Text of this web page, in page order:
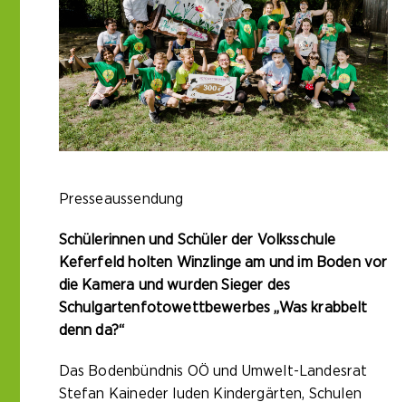
Presseaussendung
Schülerinnen und Schüler der Volksschule
Keferfeld holten Winzlinge am und im Boden vor
die Kamera und wurden Sieger des
Schulgartenfotowettbewerbes „Was krabbelt
denn da?“
Das Bodenbündnis OÖ und Umwelt-Landesrat
Stefan Kaineder luden Kindergärten, Schulen